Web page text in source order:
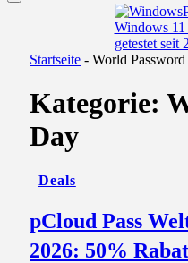
Startseite - World
Kategorie:
Day
Deals
pCloud Pass
2026: 50%